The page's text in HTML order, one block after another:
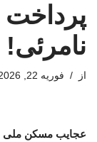
نامرئی!
از فوریه 22, 2026
عجایب مسکن ملی